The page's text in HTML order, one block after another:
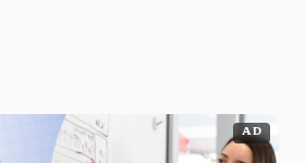
AD